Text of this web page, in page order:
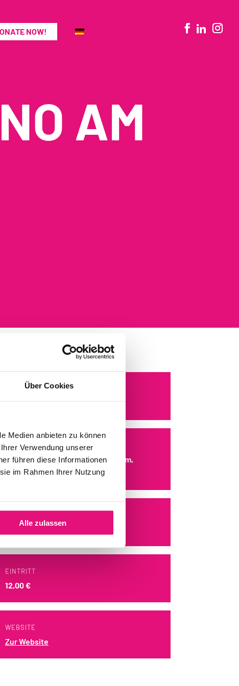
Über Cookies
Medien anbieten zu können
Verwendung unserer
führen diese Informationen
im Rahmen Ihrer Nutzung
Alle zulassen
NOW!
AM
WANN
WO
ARTE Sommerkino am Kulturforum,
Matthäikirchplatz 4
Yorck Kinogruppe
EINTRITT
12,00 €
WEBSITE
Zur Website